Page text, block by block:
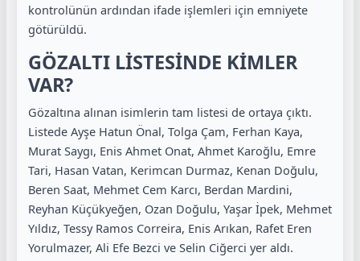
kontrolünün ardından ifade işlemleri için emniyete
götürüldü.
GÖZALTI LİSTESİNDE KİMLER
VAR?
Gözaltına alınan isimlerin tam listesi de ortaya çıktı.
Listede Ayşe Hatun Önal, Tolga Çam, Ferhan Kaya,
Murat Saygı, Enis Ahmet Onat, Ahmet Karoğlu, Emre
Tari, Hasan Vatan, Kerimcan Durmaz, Kenan Doğulu,
Beren Saat, Mehmet Cem Karcı, Berdan Mardini,
Reyhan Küçükyeğen, Ozan Doğulu, Yaşar İpek, Mehmet
Yıldız, Tessy Ramos Correira, Enis Arıkan, Rafet Eren
Yorulmazer, Ali Efe Bezci ve Selin Ciğerci yer aldı.